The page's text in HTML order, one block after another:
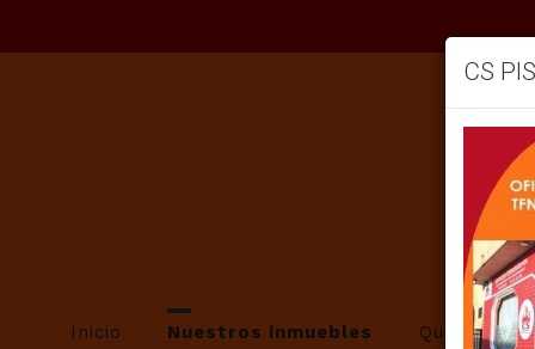
Inicio Nuestros inmuebles Quienes
CS